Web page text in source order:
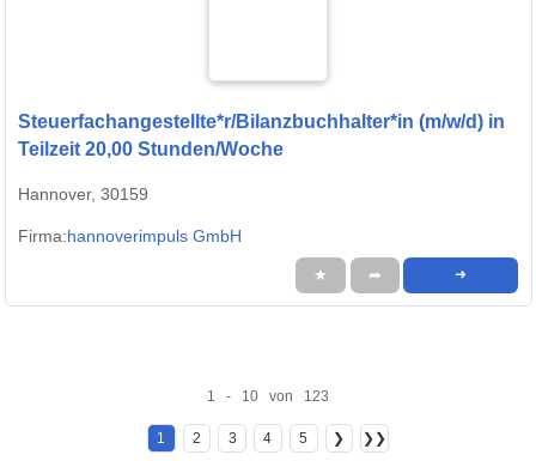
Steuerfachangestellte*r/Bilanzbuchhalter*in (m/w/d) in
Teilzeit 20,00 Stunden/Woche
Hannover, 30159
Firma:hannoverimpuls GmbH
★ ➦ ➜
1 - 10 von 123
1 2 3 4 5 ❯ ❯❯